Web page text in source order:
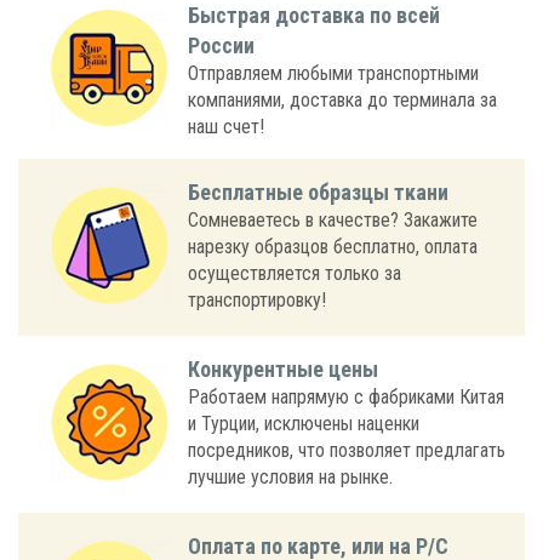
Быстрая доставка по всей
России
Отправляем любыми транспортными
компаниями, доставка до терминала за
наш счет!
Бесплатные образцы ткани
Сомневаетесь в качестве? Закажите
нарезку образцов бесплатно, оплата
осуществляется только за
транспортировку!
Конкурентные цены
Работаем напрямую с фабриками Китая
и Турции, исключены наценки
посредников, что позволяет предлагать
лучшие условия на рынке.
Оплата по карте, или на Р/С